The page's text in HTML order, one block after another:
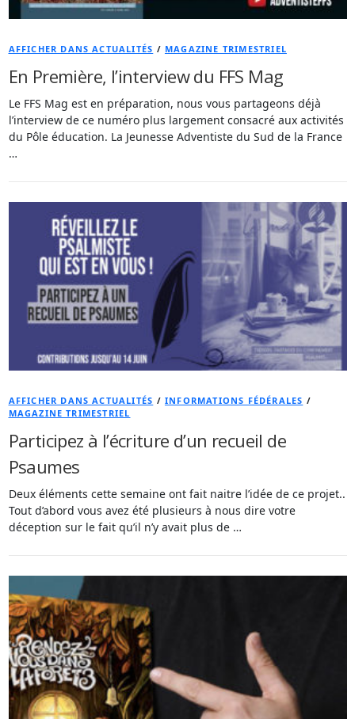
AFFICHER DANS ACTUALITÉS / MAGAZINE TRIMESTRIEL
En Première, l’interview du FFS Mag
Le FFS Mag est en préparation, nous vous partageons déjà
l’interview de ce numéro plus largement consacré aux activités
du Pôle éducation. La Jeunesse Adventiste du Sud de la France
…
AFFICHER DANS ACTUALITÉS / INFORMATIONS FÉDÉRALES /
MAGAZINE TRIMESTRIEL
Participez à l’écriture d’un recueil de
Psaumes
Deux éléments cette semaine ont fait naitre l’idée de ce projet..
Tout d’abord vous avez été plusieurs à nous dire votre
déception sur le fait qu’il n’y avait plus de …